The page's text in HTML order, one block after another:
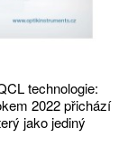
technologie:
2022 přichází
jako jediný